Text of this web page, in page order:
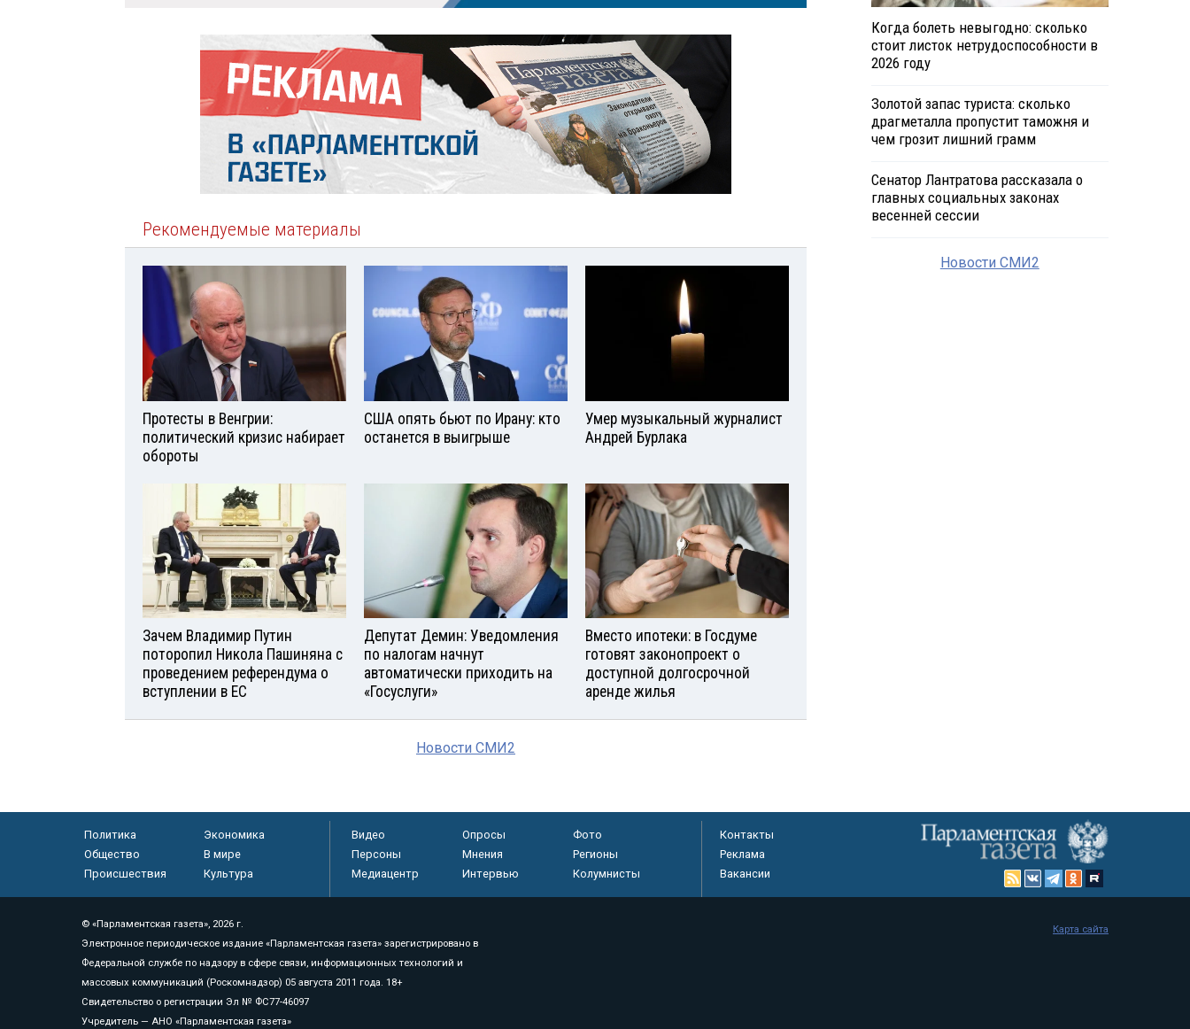
Рекомендуемые материалы
Протесты в Венгрии:
политический кризис набирает
обороты
США опять бьют по Ирану: кто
останется в выигрыше
Умер музыкальный журналист
Андрей Бурлака
Зачем Владимир Путин
поторопил Никола Пашиняна с
проведением референдума о
вступлении в ЕС
Депутат Демин: Уведомления
по налогам начнут
автоматически приходить на
«Госуслуги»
Вместо ипотеки: в Госдуме
готовят законопроект о
доступной долгосрочной
аренде жилья
Новости СМИ2
Когда болеть невыгодно: сколько
стоит листок нетрудоспособности в
2026 году
Золотой запас туриста: сколько
драгметалла пропустит таможня и
чем грозит лишний грамм
Сенатор Лантратова рассказала о
главных социальных законах
весенней сессии
Новости СМИ2
Политика
Экономика
Общество
В мире
Происшествия
Культура
Видео Опросы
Фото
Персоны
Мнения
Регионы
Медиацентр
Интервью Колумнисты
Контакты
Реклама
Вакансии
© «Парламентская газета», 2026 г.
Электронное периодическое издание «Парламентская газета» зарегистрировано в
Федеральной службе по надзору в сфере связи, информационных технологий и
массовых коммуникаций (Роскомнадзор) 05 августа 2011 года. 18+
Свидетельство о регистрации Эл № ФС77-46097
Учредитель — АНО «Парламентская газета»
Карта сайта